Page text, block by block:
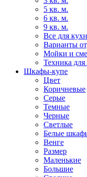
5 кв. м.
6 кв. м.
9 кв. м.
Все для
Варианты
Мойки и
Техника
Шкафы-купе
Цвет
Коричневые
Серые
Темные
Черные
Светлые
Белые
Венге
Размер
Маленькие
Большие